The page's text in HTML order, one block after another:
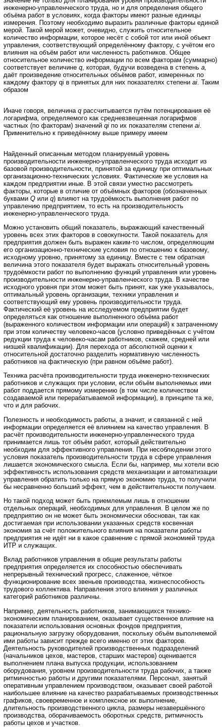
инженерно-управленческого труда, но и для определения общего
объёма работ в условиях, когда факторы имеют разные единицы
измерения. Поэтому необходимо выразить различные факторы единой
мерой. Такой мерой может, очевидно, служить относительное
количество информации, которое несёт с собой тот или иной объект
управления, соответствующий определённому фактору, с учётом его
влияния на объём работ или численность работников. Общее
относительное количество информации по всем факторам (суммарно)
соответствует величине q, которая, будучи возведена в степень а,
даёт произведение относительных объёмов работ, измеренных по
каждому фактору qi в принятых для них показателях степени ai. Таким
образом
Иначе говоря, величина q рассчитывается путём потенцирования её
логарифма, определяемого как средневзвешенная логарифмов
частных (по факторам) значений qi по их показателям степени ai.
Применительно к приведённому выше примеру имеем
Найденный описанным методом планируемый уровень
производительности инженерно-управленческого труда исходит из
базовой производительности, принятой за единицу при оптимальных
организационно-технических условиях. Фактические же условия на
каждом предприятии иные. В этой связи уместно рассмотреть
факторы, которые в отличие от объёмных факторов (обозначенных
буквами Q или q) влияют на трудоёмкость выполнения работ по
управлению предприятием, то есть на производительность
инженерно-управленческого труда.
Можно установить общий показатель, выражающий качественный
уровень всех этих факторов в совокупности. Такой показатель для
предприятия должен быть выражен каким-то числом, определяющим
его организационно-технические условия по отношению к базовому,
исходному уровню, принятому за единицу. Вместе с тем обратная
величина этого показателя будет выражать относительный уровень
трудоёмкости работ по выполнению функций управления или уровень
производительности инженерно-управленческого труда. В качестве
исходного уровня при этом может быть принят, как уже указывалось,
оптимальный уровень организации, техники управления и
соответствующий ему уровень производительности труда.
Фактический её уровень на исследуемом предприятии будет
определяться как отношение выполненного объёма работ
(выраженного количеством информации или операций) к затраченному
при этом количеству человеко-часов (условно приведённых с учётом
редукции труда к человеко-часам работников, скажем, средней или
низшей квалификации). Для перехода от абсолютной оценки к
относительной достаточно разделить нормативную численность
работников на фактическую (при равном объёме работ).
Техника расчёта производительности труда инженерно-технических
работников и служащих при условии, если объём выполняемых ими
работ поддается прямому измерению (в том числе количеством
создаваемой или перерабатываемой информации), в принципе та же,
что и для рабочих.
Полезность и необходимость работы, а значит, и связанной с ней
информации определяется её влиянием на качество управления. В
расчёт производительности инженерно-управленческого труда
принимается лишь тот объём работ, который действительно
необходим для эффективного управления. При несоблюдении этого
условия показатель производительности труда в сфере управления
лишается экономического смысла. Если бы, например, мы хотели всю
эффективность использования средств механизации и автоматизации
управления обратить только на прямую экономию труда, то получили
бы несравненно больший эффект, чем в действительности получаем.
Но такой подход может быть приемлемым лишь в отношении
отдельных операций, необходимых для управления. В целом же по
предприятию он не может быть экономически обоснован, так как
достигаемая при использовании указанных средств косвенная
экономия за счёт положительного влияния на показатели работы
предприятия не идёт ни в какое сравнение с прямой экономией труда
ИТР и служащих.
Вклад работников управления в общие результаты работы
предприятия определяется их способностью обеспечивать
непрерывный технический прогресс, слаженное, чёткое
функционирование всех звеньев производства, жизнеспособность
трудового коллектива. Направления этого влияния у различных
категорий работников различны.
Например, деятельность работников, занимающихся технико-
экономическим планированием, оказывает существенное влияние на
показатели использования основных фондов предприятия,
рациональную загрузку оборудования, поскольку объём выполняемой
ими работы зависит прежде всего именно от этих факторов.
Деятельность руководителей производственных подразделений
(начальников цехов, мастеров, старших мастеров) оценивается
выполнением плана выпуска продукции, использованием
оборудования, уровнем производительности труда рабочих, а также
ритмичностью работы и другими показателями. Персонал, занятый
оперативным управлением производством, оказывает своей работой
наибольшее влияние на качество разрабатываемых производственных
графиков, своевременное и комплексное их выполнение,
длительность производственного цикла, размеры незавершённого
производства, оборачиваемость оборотных средств, ритмичность
работы цехов и участков.